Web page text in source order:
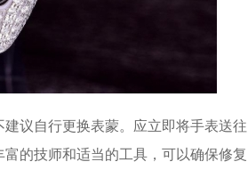
议自行更换表蒙。应立即将手表送往
的技师和适当的工具，可以确保修复